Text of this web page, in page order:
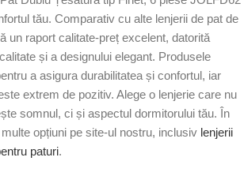
tău. Comparativ cu alte lenjerii de pat de
un raport calitate-preț excelent, datorită
și a designului elegant. Produsele
a asigura durabilitatea și confortul, iar
extrem de pozitiv. Alege o lenjerie care nu
somnul, ci și aspectul dormitorului tău. În
opțiuni pe site-ul nostru, inclusiv lenjerii
paturi.